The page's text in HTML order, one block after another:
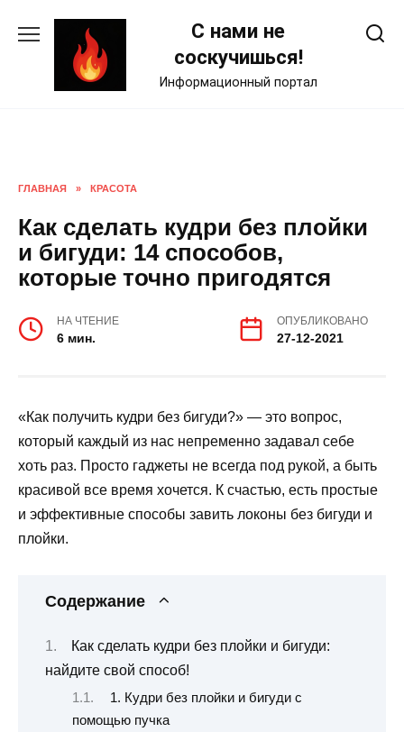
С нами не
соскучишься!
Информационный портал
ГЛАВНАЯ » КРАСОТА
Как сделать кудри без плойки
и бигуди: 14 способов,
которые точно пригодятся
НА ЧТЕНИЕ
6 мин.
ОПУБЛИКОВАНО
27-12-2021
«Как получить кудри без бигуди?» — это вопрос,
который каждый из нас непременно задавал себе
хоть раз. Просто гаджеты не всегда под рукой, а быть
красивой все время хочется. К счастью, есть простые
и эффективные способы завить локоны без бигуди и
плойки.
Содержание
Как сделать кудри без плойки и бигуди:
найдите свой способ!
1. Кудри без плойки и бигуди с
помощью пучка